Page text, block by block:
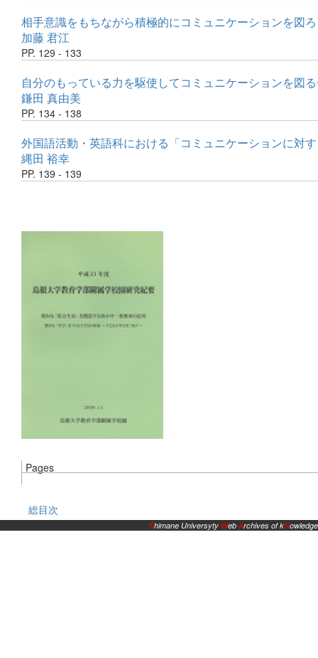
相手意識をもちながら積極的にコミュニケーションを
加藤 君江
PP. 129 - 133
自分のもっている力を駆使してコミュニケーションを
鎌田 真由美
PP. 134 - 138
外国語活動・英語科における「コミュニケーションに対
縄田 裕幸
PP. 139 - 139
Pages
総目次
Shimane Universyty Web Archives of kNowledge